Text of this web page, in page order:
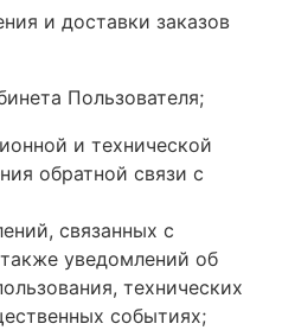
и доставки заказов
Пользователя;
и технической
обратной связи с
связанных с
уведомлений об
технических
событиях;